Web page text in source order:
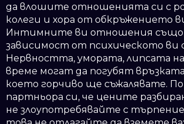
да влошите отношенията си с
колеги и хора от обкръжението
Интимните ви отношения също
зависимост от психическото ви
Нервността, умората, липсата
време могат да погубят
което горчиво ще съжалявате.
партньора си, че цените
не злоупотребявайте с